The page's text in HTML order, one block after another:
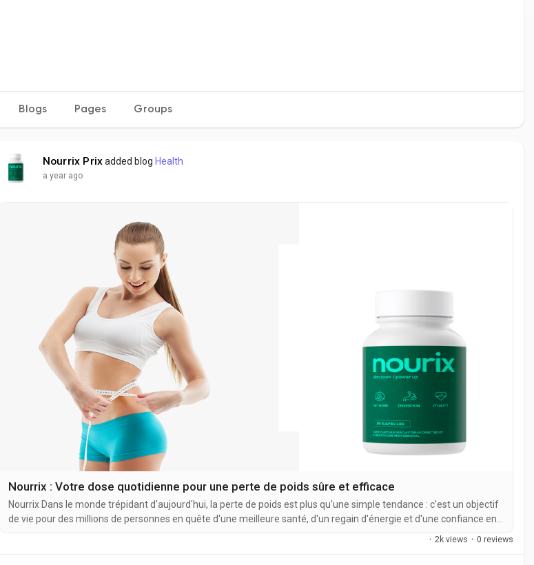
Blogs Pages Groups
Nourrix Prix added blog Health
a year ago
Nourrix : Votre dose quotidienne pour une perte de poids sûre et efficace
Nourrix Dans le monde trépidant d'aujourd'hui, la perte de poids est plus qu'une simple tendance : c'est un objectif
de vie pour des millions de personnes en quête d'une meilleure santé, d'un regain d'énergie et d'une confiance en
soi renforcée. Si d'innombrables régimes, compléments alimentaires et programmes d'exercice physique
· 2k views · 0 reviews